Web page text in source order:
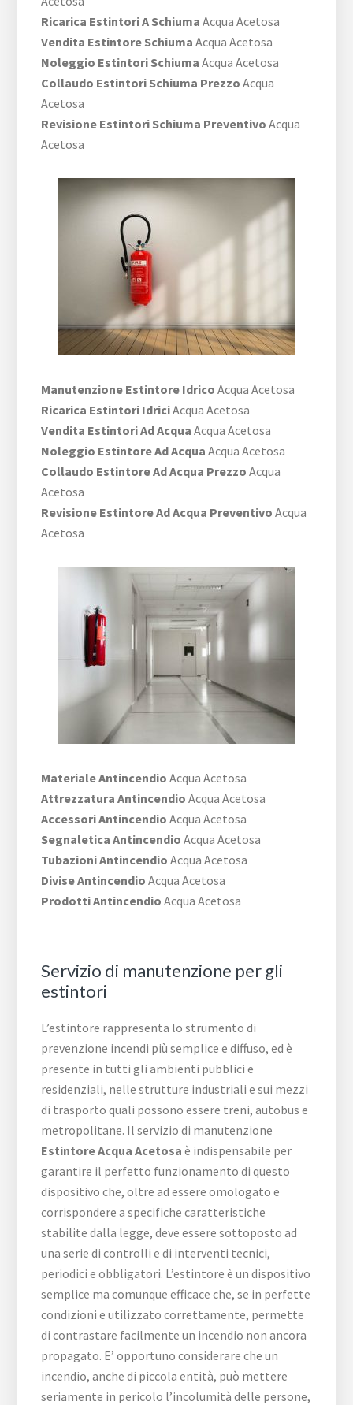
Ricarica Estintori A Schiuma Acqua Acetosa
Vendita Estintore Schiuma Acqua Acetosa
Noleggio Estintori Schiuma Acqua Acetosa
Collaudo Estintori Schiuma Prezzo Acqua
Acetosa
Revisione Estintori Schiuma Preventivo Acqua
Acetosa
Manutenzione Estintore Idrico Acqua Acetosa
Ricarica Estintori IdriciAcqua Acetosa
Vendita Estintori Ad Acqua Acqua Acetosa
Noleggio Estintore Ad Acqua Acqua Acetosa
Collaudo Estintore Ad Acqua Prezzo Acqua
Acetosa
Revisione Estintore Ad Acqua Preventivo Acqua
Acetosa
Materiale Antincendio Acqua Acetosa
Attrezzatura Antincendio Acqua Acetosa
Accessori Antincendio Acqua Acetosa
Segnaletica Antincendio Acqua Acetosa
Tubazioni Antincendio Acqua Acetosa
Divise Antincendio Acqua Acetosa
Prodotti Antincendio Acqua Acetosa
Servizio di manutenzione per gli
estintori
L’estintore rappresenta lo strumento di
prevenzione incendi più semplice e diffuso, ed è
presente in tutti gli ambienti pubblici e
residenziali, nelle strutture industriali e sui mezzi
di trasporto quali possono essere treni, autobus e
metropolitane. Il servizio di manutenzione
Estintore Acqua Acetosa è indispensabile per
garantire il perfetto funzionamento di questo
dispositivo che, oltre ad essere omologato e
corrispondere a specifiche caratteristiche
stabilite dalla legge, deve essere sottoposto ad
una serie di controlli e di interventi tecnici,
periodici e obbligatori. L’estintore è un dispositivo
semplice ma comunque efficace che, se in perfette
condizioni e utilizzato correttamente, permette
di contrastare facilmente un incendio non ancora
propagato. E’ opportuno considerare che un
incendio, anche di piccola entità, può mettere
seriamente in pericolo l’incolumità delle persone,